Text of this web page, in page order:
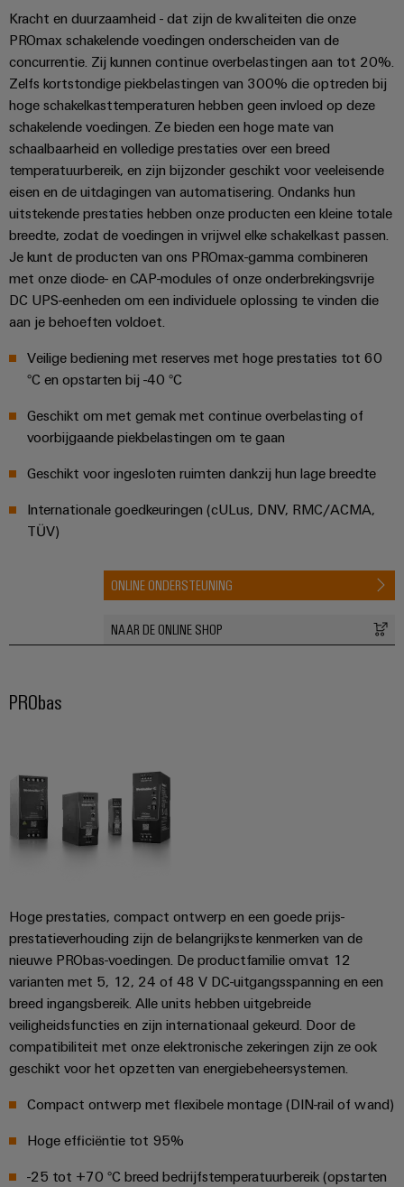
verbindingstechniek
voor je industrie.
Onze Industrial
Connectivity
Configurator
Digitale
engineering van
niveau - intuïtief,
snel
Kracht en duurzaamheid - dat zijn de kwaliteiten die onze
PROmax schakelende voedingen onderscheiden van de
concurrentie. Zij kunnen continue overbelastingen aan tot 20%.
Zelfs kortstondige piekbelastingen van 300% die optreden bij
hoge schakelkasttemperaturen hebben geen invloed op deze
schakelende voedingen. Ze bieden een hoge mate van
schaalbaarheid en volledige prestaties over een breed
temperatuurbereik, en zijn bijzonder geschikt voor veeleisende
eisen en de uitdagingen van automatisering. Ondanks hun
uitstekende prestaties hebben onze producten een kleine totale
breedte, zodat de voedingen in vrijwel elke schakelkast passen.
Je kunt de producten van ons PROmax-gamma combineren
met onze diode- en CAP-modules of onze onderbrekingsvrije
DC UPS-eenheden om een individuele oplossing te vinden die
aan je behoeften voldoet.
Veilige bediening met reserves met hoge prestaties tot 60
°C en opstarten bij -40 °C
Geschikt om met gemak met continue overbelasting of
voorbijgaande piekbelastingen om te gaan
Geschikt voor ingesloten ruimten dankzij hun lage breedte
Internationale goedkeuringen (cULus, DNV, RMC/ACMA,
TÜV)
ONLINE ONDERSTEUNING
NAAR DE ONLINE SHOP
PRObas
Hoge prestaties, compact ontwerp en een goede prijs-
prestatieverhouding zijn de belangrijkste kenmerken van de
nieuwe PRObas-voedingen. De productfamilie omvat 12
varianten met 5, 12, 24 of 48 V DC-uitgangsspanning en een
breed ingangsbereik. Alle units hebben uitgebreide
veiligheidsfuncties en zijn internationaal gekeurd. Door de
compatibiliteit met onze elektronische zekeringen zijn ze ook
geschikt voor het opzetten van energiebeheersystemen.
Compact ontwerp met flexibele montage (DIN-rail of wand)
Hoge efficiëntie tot 95%
-25 tot +70 °C breed bedrijfstemperatuurbereik (opstarten